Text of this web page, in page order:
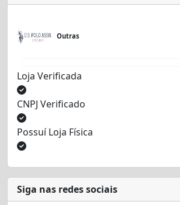
Outras
Loja Verificada
CNPJ Verificado
Possuí Loja Física
Siga nas redes sociais